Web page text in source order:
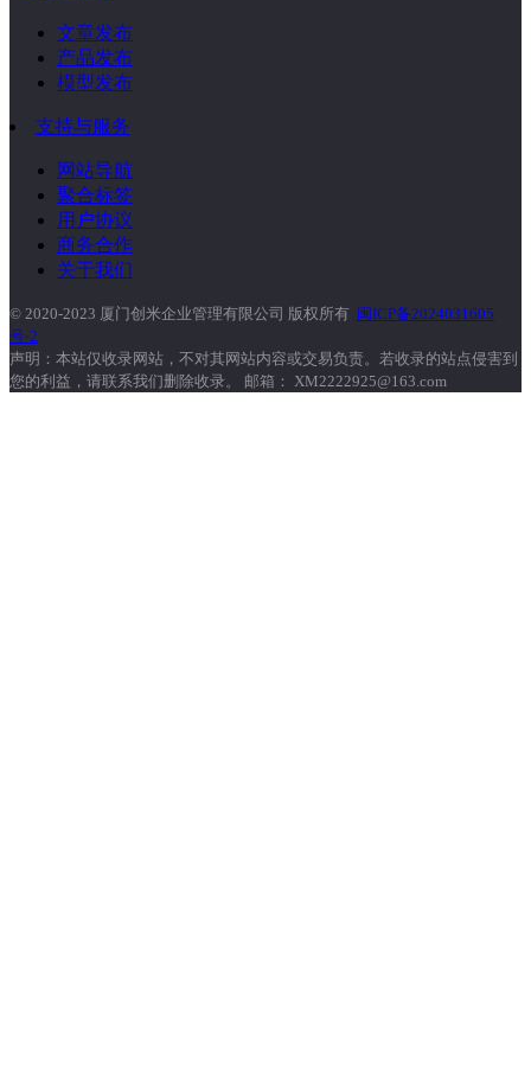
文章发布
产品发布
模型发布
支持与服务
网站导航
聚合标签
用户协议
商务合作
关于我们
© 2020-2023 厦门创米企业管理有限公司 版权所有 闽ICP备2024031605
号-2
声明：本站仅收录网站，不对其网站内容或交易负责。若收录的站点侵害到
您的利益，请联系我们删除收录。 邮箱： XM2222925@163.com